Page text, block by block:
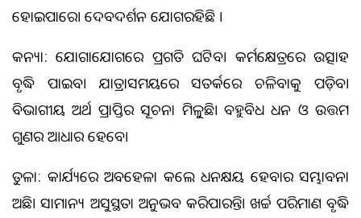
ହୋଇପାରେ। ଦେବଦର୍ଶନ ଯୋଗରହିଛି ।
କନ୍ୟା: ଯୋଗାଯୋଗରେ ପ୍ରଗତି ଘଟିବ। କର୍ମକ୍ଷେତ୍ରରେ ଉତ୍ସାହ
ବୃଦ୍ଧି ପାଇବ। ଯାତ୍ରାସମୟରେ ସତର୍କରେ ଚଳିବାକୁ ପଡ଼ିବ।
ବିଭାଗୀୟ ଅର୍ଥ ପ୍ରାପ୍ତିର ସୂଚନା ମିଳୁୁଛି। ବହୁବିଧ ଧନ ଓ ଉତ୍ତମ
ଗୁଣର ଆଧାର ହେବେ।
ତୁଳା: କାର୍ଯ୍ୟରେ ଅବହେଳା କଲେ ଧନକ୍ଷୟ ହେବାର ସମ୍ଭାବନା
ଅଛି। ସାମାନ୍ୟ ଅସୁସ୍ଥତା ଅନୁଭବ କରିପାରନ୍ତି। ଖର୍ଚ୍ଚ ପରିମାଣ ବୃଦ୍ଧି